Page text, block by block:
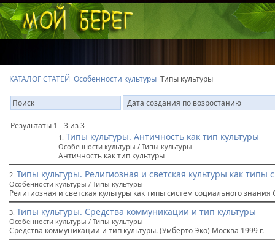
КАТАЛОГ СТАТЕЙ Особенности культуры Типы культуры
Результаты 1 - 3 из 3
1. Типы культуры. Античность как тип культуры
Особенности культуры / Типы культуры
Античность как тип культуры
2. Типы культуры. Религиозная и светская культуры как типы
Особенности культуры / Типы культуры
Религиозная и светская культуры как типы систем социального
3. Типы культуры. Средства коммуникации и тип культуры
Особенности культуры / Типы культуры
Средства коммуникации и тип культуры. (Умберто Эко) Москва 1999 г.